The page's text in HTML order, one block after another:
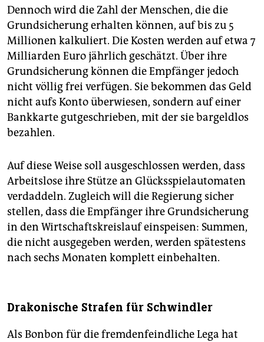
Dennoch wird die Zahl der Menschen, die die
Grundsicherung erhalten können, auf bis zu 5
Millionen kalkuliert. Die Kosten werden auf etwa 7
Milliarden Euro jährlich geschätzt. Über ihre
Grundsicherung ­können die Empfänger jedoch
nicht völlig frei verfügen. Sie bekommen das Geld
nicht aufs Konto überwiesen, sondern auf einer
Bankkarte gutgeschrieben, mit der sie bargeldlos
bezahlen.
Auf diese Weise soll ausgeschlossen werden, dass
Arbeitslose ihre Stütze an Glücksspielautomaten
verdaddeln. Zugleich will die Regierung sicher
stellen, dass die Empfänger ihre Grundsicherung
in den Wirtschaftskreislauf einspeisen: Summen,
die nicht ausgegeben werden, werden spätestens
nach sechs Monaten komplett einbehalten.
Drakonische Strafen für Schwindler
Als Bonbon für die fremdenfeindliche Lega hat